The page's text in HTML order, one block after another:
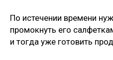
По истечении времени
промокнуть его
и тогда уже готовить